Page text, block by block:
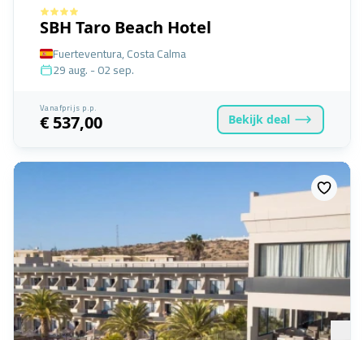
SBH Taro Beach Hotel
Fuerteventura, Costa Calma
29 aug. - 02 sep.
Vanafprijs p.p.
€ 537,00 Bekijk deal